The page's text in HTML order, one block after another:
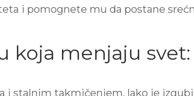
i pomognete mu da postane
koja menjaju
i stalnim takmičenjem, lako je